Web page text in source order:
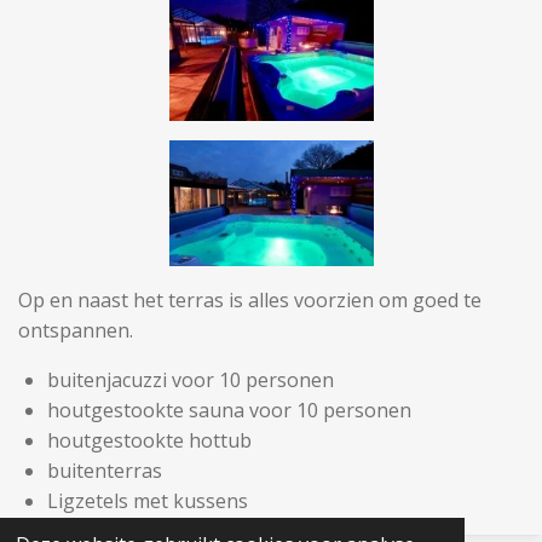
Op en naast het terras is alles voorzien om goed te
ontspannen.
buitenjacuzzi voor 10 personen
houtgestookte sauna voor 10 personen
houtgestookte hottub
buitenterras
Ligzetels met kussens